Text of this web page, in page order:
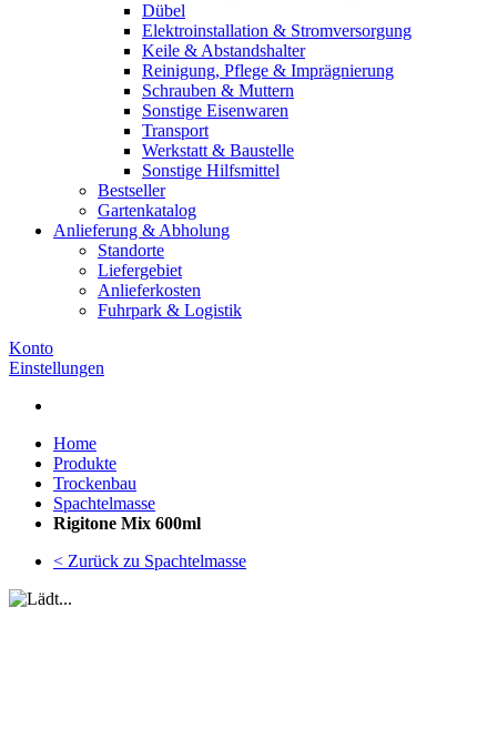
Dübel
Elektroinstallation & Stromversorgung
Keile & Abstandshalter
Reinigung, Pflege & Imprägnierung
Schrauben & Muttern
Sonstige Eisenwaren
Transport
Werkstatt & Baustelle
Sonstige Hilfsmittel
Bestseller
Gartenkatalog
Anlieferung & Abholung
Standorte
Liefergebiet
Anlieferkosten
Fuhrpark & Logistik
Konto
Einstellungen
Home
Produkte
Trockenbau
Spachtelmasse
Rigitone Mix 600ml
< Zurück zu Spachtelmasse